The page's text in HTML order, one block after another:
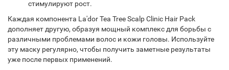
стимулируют рост.
Каждая компонента La'dor Tea Tree Scalp Clinic Hair Pack
дополняет другую, образуя мощный комплекс для борьбы с
различными проблемами волос и кожи головы. Используйте
эту маску регулярно, чтобы получить заметные результаты
уже после первых применений.